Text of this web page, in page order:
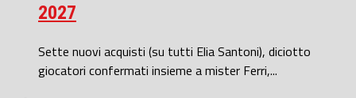
2027
Sette nuovi acquisti (su tutti Elia Santoni), diciotto
giocatori confermati insieme a mister Ferri,...